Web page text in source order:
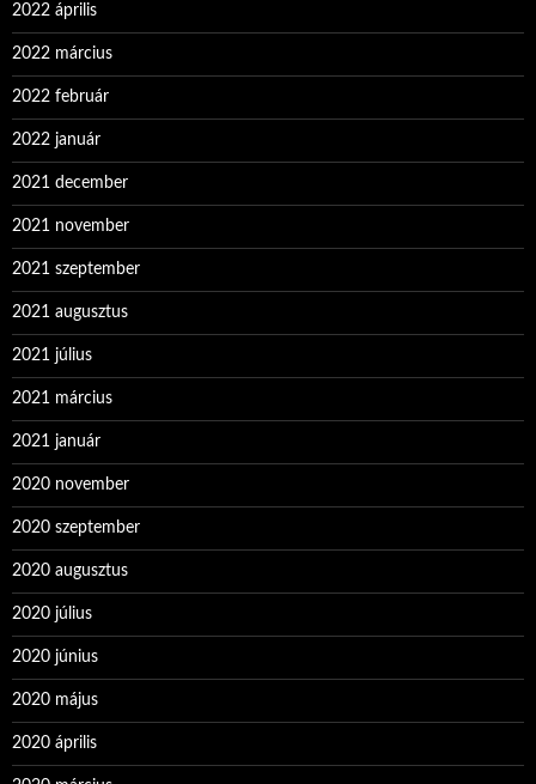
2022 április
2022 március
2022 február
2022 január
2021 december
2021 november
2021 szeptember
2021 augusztus
2021 július
2021 március
2021 január
2020 november
2020 szeptember
2020 augusztus
2020 július
2020 június
2020 május
2020 április